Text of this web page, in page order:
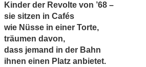
Kinder der Revolte von ’68 –
sie sitzen in Cafés
wie Nüsse in einer Torte,
träumen davon,
dass jemand in der Bahn
ihnen einen Platz anbietet.